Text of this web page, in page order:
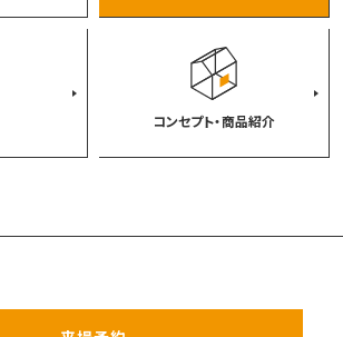
コンセプト・商品紹介